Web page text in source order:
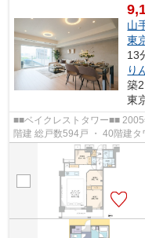
山
東
13
り
築
東
■■ベイクレストタワー■■ 2005年8月築 鉄筋コンクリート造地下1階付地上40
階建 総戸数594戸 ・ 40階建タワーレジデンス ≪
ジ／ベイブリーズガーデン 【